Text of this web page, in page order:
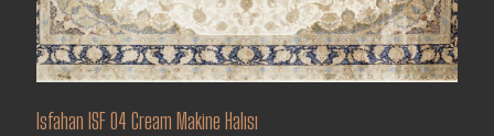
Isfahan ISF 04 Cream Makine Halısı